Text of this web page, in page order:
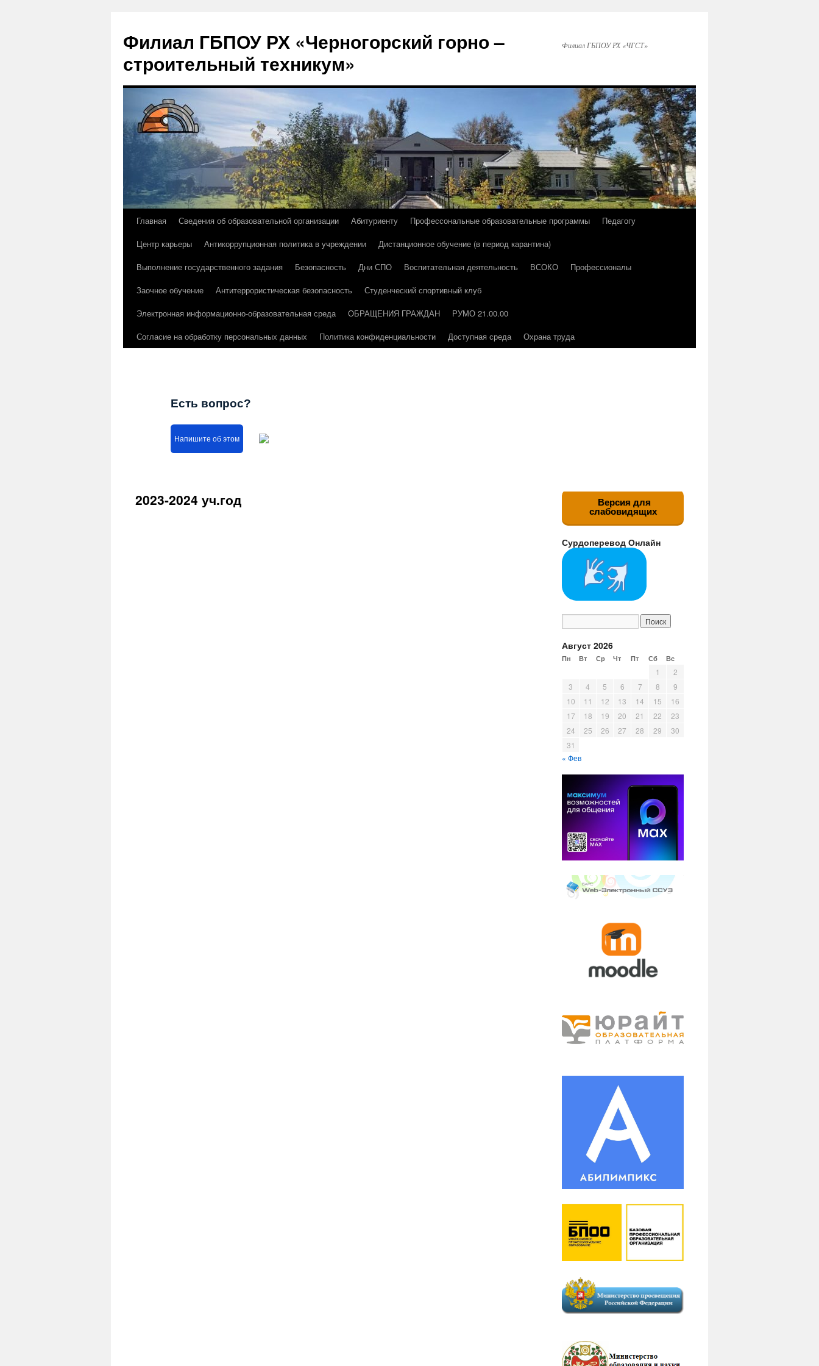
Филиал ГБПОУ РХ «Черногорский горно –
строительный техникум»
Филиал ГБПОУ РХ «ЧГСТ»
Перейти
содержимому
Главная Сведения об образовательной организации Абитуриенту Профессональные образовательные программы
Педагогу
Центр карьеры
Антикоррупционная политика в учреждении
Дистанционное обучение (в период карантина)
Выполнение государственного задания
Безопасность Дни СПО Воспитательная деятельность ВСОКО
Профессионалы
Заочное обучение
Антитеррористическая безопасность
Студенческий спортивный клуб
Электронная информационно-образовательная среда
ОБРАЩЕНИЯ ГРАЖДАН
РУМО 21.00.00
Согласие на обработку персональных данных
Политика конфиденциальности Доступная среда Охрана труда
Есть вопрос?
Напишите об этом
2023-2024 уч.год
Версия для
слабовидящих
Сурдоперевод Онлайн
Август 2026
Пн Вт Ср Чт Пт Сб Вс
1
2
3
4 5 6 7 8
9
10
11 12 13 14 15
16
17
18 19 20 21 22
23
24
25 26 27 28 29
30
31
« Фев